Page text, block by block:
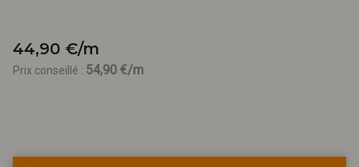
44,90 €/m
Prix conseillé : 54,90 €/m